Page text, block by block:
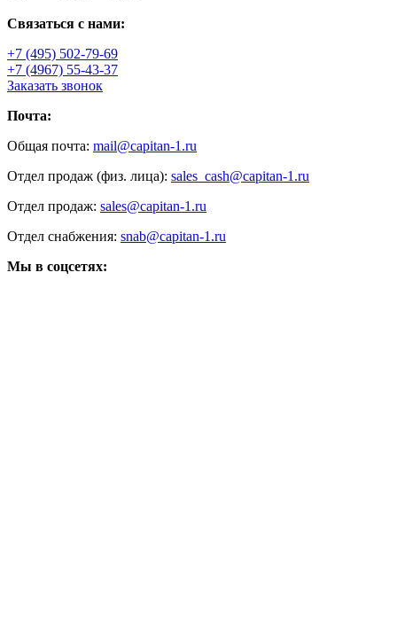
Связаться с нами:
+7 (495) 502-79-69
+7 (4967) 55-43-37
Заказать звонок
Почта:
Общая почта: mail@capitan-1.ru
Отдел продаж (физ. лица): sales_cash@capitan-1.ru
Отдел продаж: sales@capitan-1.ru
Отдел снабжения: snab@capitan-1.ru
Мы в соцсетях: